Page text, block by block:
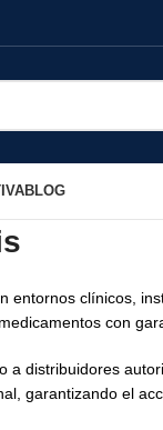
BLOG
clínicos,
con
a distribuidores
garantizando el